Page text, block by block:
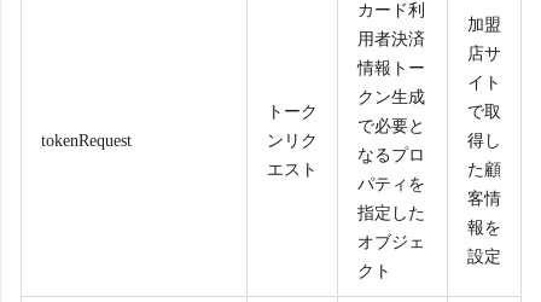
tokenRequest
トーク
ンリク
エスト
カード利
用者決済
情報トー
クン生成
で必要と
なるプロ
パティを
指定した
オブジェ
クト
加盟
店サ
イト
で取
得し
た顧
客情
報を
設定